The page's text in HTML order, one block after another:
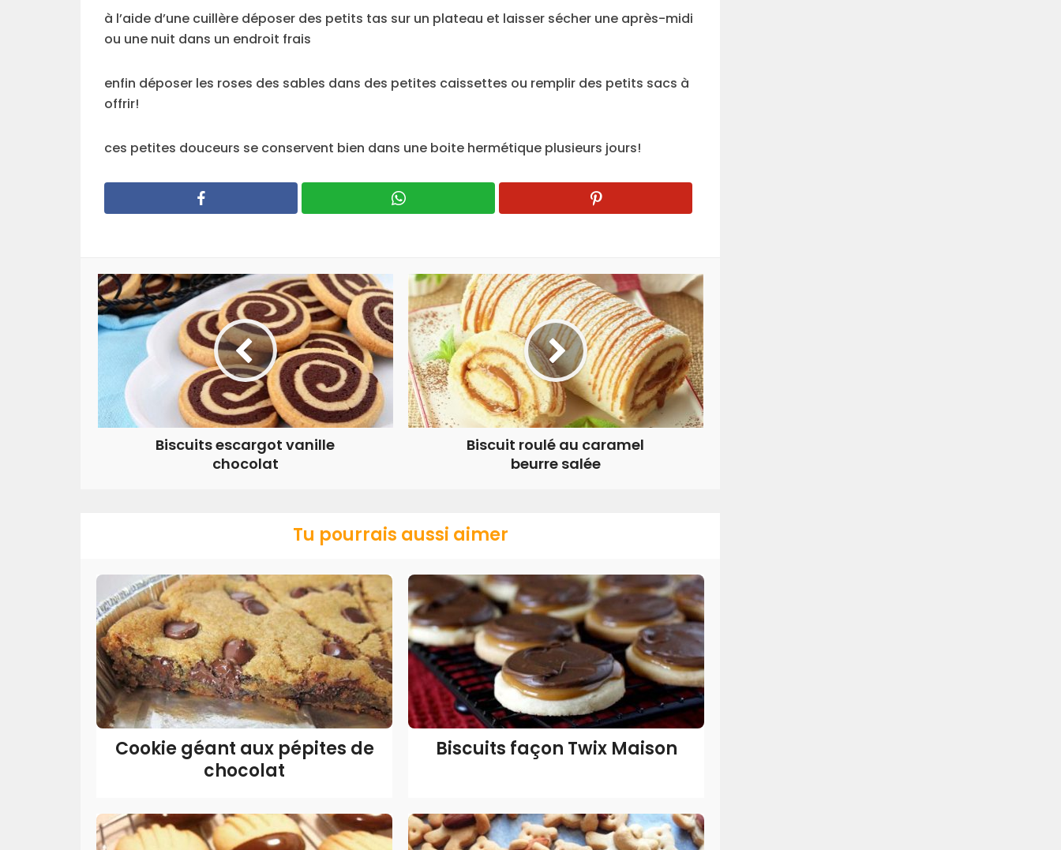
à l’aide d’une cuillère déposer des petits tas sur un plateau et laisser sécher une après-midi
ou une nuit dans un endroit frais
enfin déposer les roses des sables dans des petites caissettes ou remplir des petits sacs à
offrir!
ces petites douceurs se conservent bien dans une boite hermétique plusieurs jours!
Biscuits escargot vanille
chocolat
Biscuit roulé au caramel
beurre salée
Tu pourrais aussi aimer
Cookie géant aux pépites de
chocolat
Biscuits façon Twix Maison